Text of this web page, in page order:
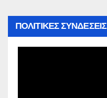
ΠΟΛΙΤΙΚΕΣ ΣΥΝΔΕΣΕΙΣ